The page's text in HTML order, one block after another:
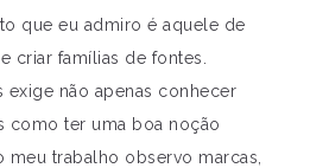
que eu admiro é aquele de
criar famílias de fontes.
exige não apenas conhecer
como ter uma boa noção
meu trabalho observo marcas,